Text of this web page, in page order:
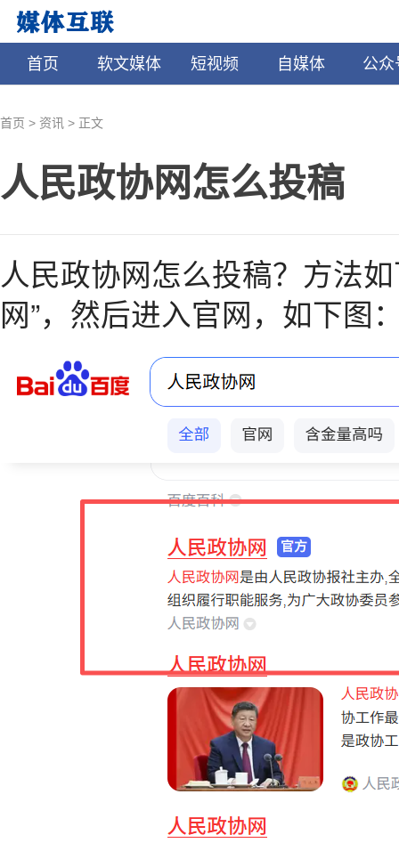
首页 软文媒体 短视频 自媒体 公众
首页 > 资讯 > 正文
人民政协网怎么投稿
人民政协网怎么投稿？方法
网”，然后进入官网，如下图